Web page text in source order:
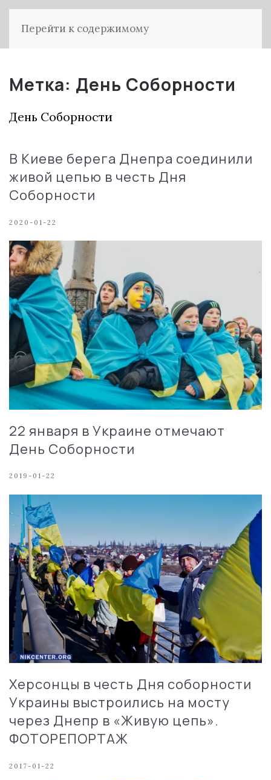
Перейти к содержимому
Метка: День Соборности
День Соборности
В Киеве берега Днепра соединили
живой цепью в честь Дня
Соборности
2020-01-22
22 января в Украине отмечают
День Соборности
2019-01-22
Херсонцы в честь Дня соборности
Украины выстроились на мосту
через Днепр в «Живую цепь».
ФОТОРЕПОРТАЖ
2017-01-22